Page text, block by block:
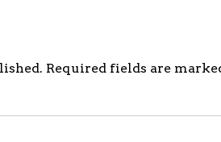
Required fields are